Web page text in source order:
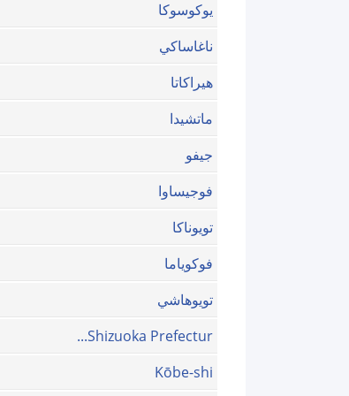
يوكوسوكا
ناغاساكي
هيراكاتا
ماتشيدا
جيفو
فوجيساوا
تويوناكا
فوکویاما
تويوهاشي
Shizuoka Prefectur...
Kōbe-shi